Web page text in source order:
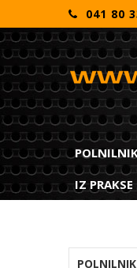
041 80
IZ PRAKSE